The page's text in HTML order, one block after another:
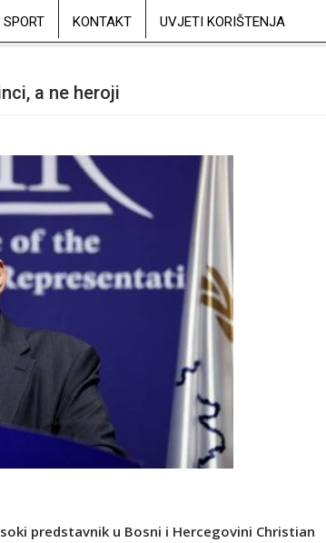
SPORT KONTAKT UVJETI KORIŠTENJA
a ne heroji
predstavnik u Bosni i Hercegovini Christian